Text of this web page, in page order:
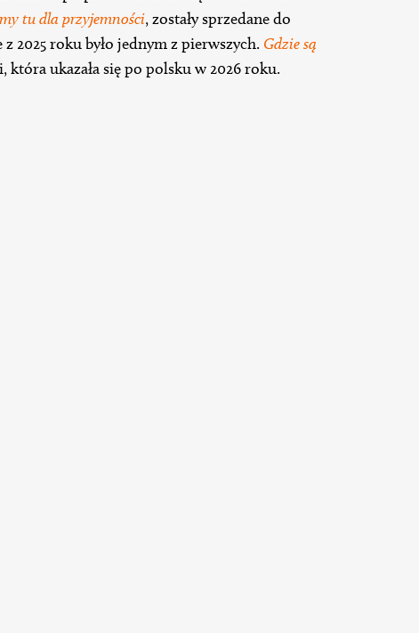
tu dla przyjemności, zostały sprzedane do
2025 roku było jednym z pierwszych. Gdzie są
ukazała się po polsku w 2026 roku.